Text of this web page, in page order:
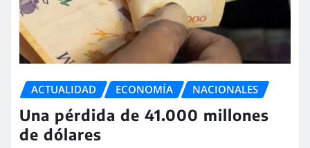
ACTUALIDAD ECONOMÍA NACIONALES
Una pérdida de 41.000 millones
de dólares